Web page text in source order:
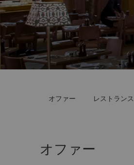
オファー レストラン
オファー